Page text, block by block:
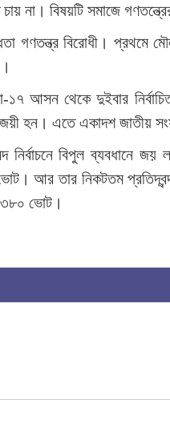
না। বিষয়টি সমাজে
গণতন্ত্র বিরোধী। প্রথমে
১৭ আসন থেকে দুইবার
হন। এতে একাদশ জাতীয়
নির্বাচনে বিপুল ব্যবধানে
আর তার নিকটতম প্রতিদ্বন্দ্বী
ভোট।